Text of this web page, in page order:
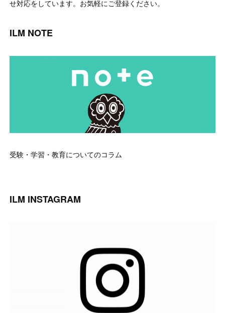
せ対応をしています。お気軽にご登録ください。
ILM NOTE
受験・学習・教育についてのコラム
ILM INSTAGRAM